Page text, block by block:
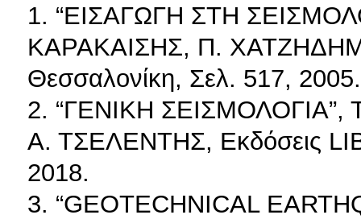
1. “ΕΙΣΑΓΩΓΗ ΣΤΗ
ΚΑΡΑΚΑΙΣΗΣ, Π.
Θεσσαλονίκη, Σελ. 517, 2005.
2. “ΓΕΝΙΚΗ ΣΕΙΣΜΟΛΟΓΙΑ”,
Α. ΤΣΕΛΕΝΤΗΣ, Εκδόσεις
2018.
3. “GEOTECHNICAL